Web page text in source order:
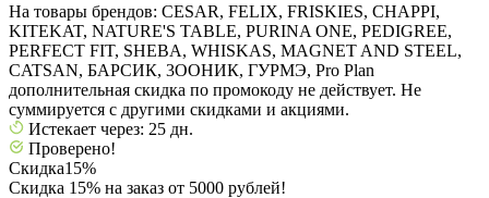
На товары брендов: CESAR, FELIX, FRISKIES, CHAPPI,
KITEKAT, NATURE'S TABLE, PURINA ONE, PEDIGREE,
PERFECT FIT, SHEBA, WHISKAS, MAGNET AND STEEL,
CATSAN, БАРСИК, 3ООНИК, ГУРМЭ, Pro Plan
дополнительная скидка по промокоду не действует. Не
суммируется с другими скидками и акциями.
Истекает через: 25 дн.
Проверено!
Скидка15%
Скидка 15% на заказ от 5000 рублей!